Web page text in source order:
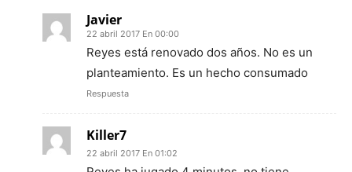
Javier
22 abril 2017 En 00:00
Reyes está renovado dos años. No es un
planteamiento. Es un hecho consumado
Respuesta
Killer7
22 abril 2017 En 01:02